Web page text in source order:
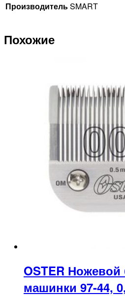
ПроизводительSMART
Похожие
OSTER Ножевой
машинки 97-44,